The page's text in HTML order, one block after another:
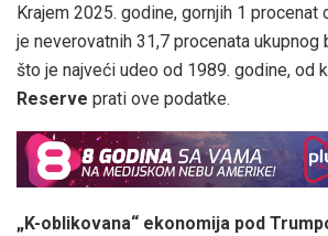
Krajem 2025. godine, gornjih 1 procenat
je neverovatnih 31,7 procenata
što je najveći udeo od 1989. godine, od
Reserve prati ove podatke.
„K-oblikovana“ ekonomija pod